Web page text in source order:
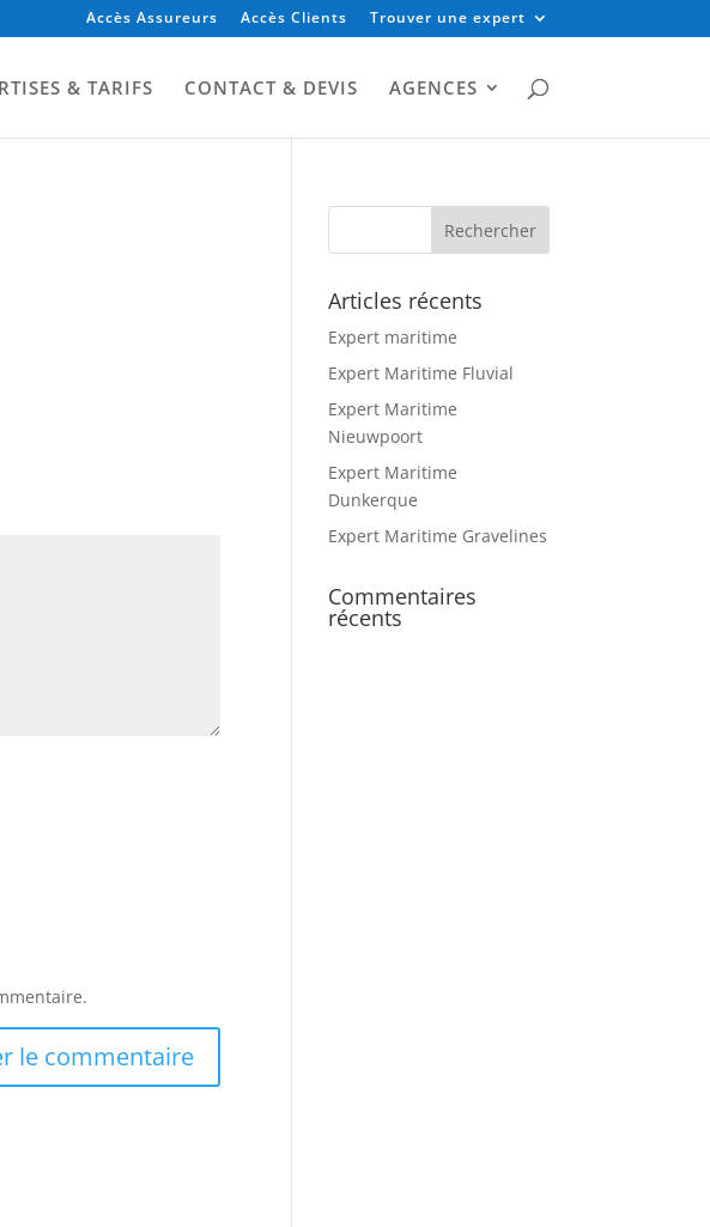
Accès Assureurs Accès Clients Trouver une expert
& TARIFS CONTACT & DEVIS AGENCES
Articles récents
Expert maritime
Expert Maritime Fluvial
Expert Maritime
Nieuwpoort
Expert Maritime
Dunkerque
Expert Maritime Gravelines
Commentaires
récents